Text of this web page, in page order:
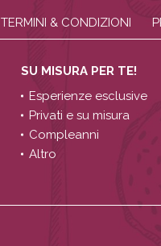
TERMINI & CONDIZIONI
SU MISURA PER TE!
Esperienze esclusive
Privati e su misura
Compleanni
Altro